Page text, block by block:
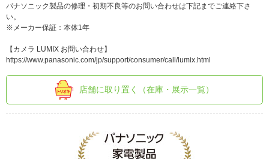
パナソニック製品の修理・初期不良等のお問い合わせは下記までご連絡下さ
い。
※メーカー保証：本体1年
【カメラ LUMIX お問い合わせ】
https://www.panasonic.com/jp/support/consumer/call/lumix.html
店舗に取り置く（在庫・展示一覧）